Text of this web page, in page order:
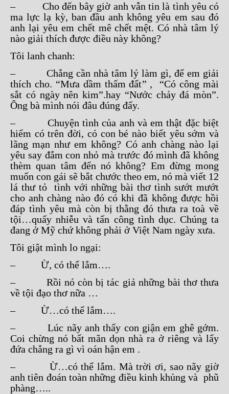
– Cho đến bây giờ anh vẫn tin là tình yêu có
ma lực lạ kỳ, ban đầu anh không yêu em sau đó
anh lại yêu em chết mê chết mệt. Có nhà tâm lý
nào giải thích được điều này không?
Tôi lanh chanh:
– Chẳng cần nhà tâm lý làm gì, để em giải
thích cho. “Mưa dầm thấm đất” , “Có công mài
sắt có ngày nên kim”.hay “Nước chảy đá mòn”.
Ông bà mình nói đâu đúng đấy.
– Chuyện tình của anh và em thật đặc biệt
hiếm có trên đời, có con bé nào biết yêu sớm và
lãng mạn như em không? Có anh chàng nào lại
yêu say đắm con nhỏ mà trước đó mình đã không
thèm quan tâm đến nó không? Em đừng mong
muốn con gái sẽ bắt chước theo em, nó mà viết 12
lá thư tỏ tình với những bài thơ tình sướt mướt
cho anh chàng nào đó có khi đã không được hồi
đáp tình yêu mà còn bị thằng đó thưa ra toà về
tội…quấy nhiễu và tấn công tình dục. Chúng ta
đang ở Mỹ chứ không phải ở Việt Nam ngày xưa.
Tôi giật mình lo ngại:
– Ừ, có thể lắm….
– Rồi nó còn bị tác giả những bài thơ thưa
về tội đạo thơ nữa …
– Ừ…có thể lắm….
– Lúc nãy anh thấy con giận em ghê gớm.
Coi chừng nó bất mãn dọn nhà ra ở riêng và lấy
đứa chẳng ra gì vì oán hận em .
– Ừ…có thể lắm. Mà trời ơi, sao nãy giờ
anh tiên đoán toàn những điều kinh khủng và phũ
phàng…..